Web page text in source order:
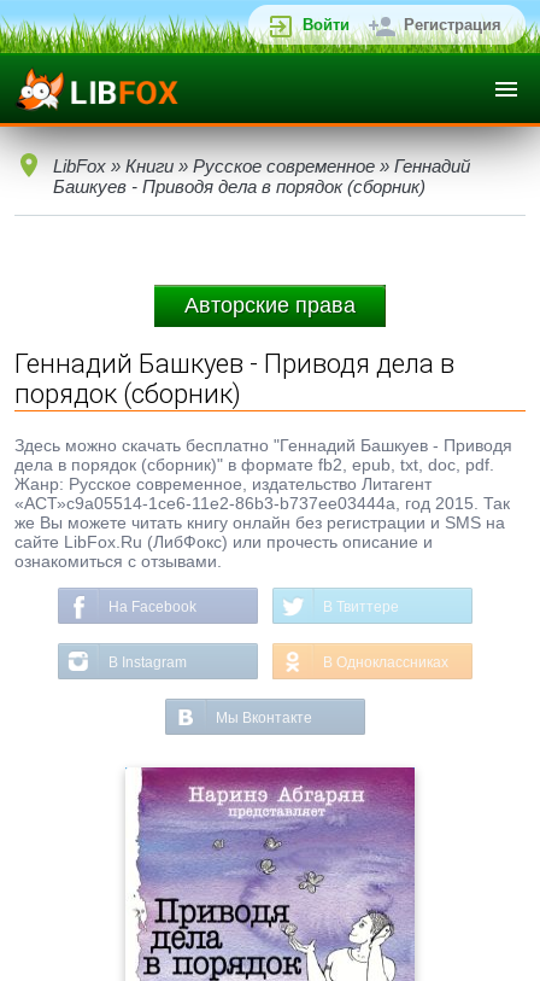
Войти Регистрация
LibFox » Книги » Русское современное » Геннадий
Башкуев - Приводя дела в порядок (сборник)
Авторские права
Геннадий Башкуев - Приводя дела в
порядок (сборник)
Здесь можно скачать бесплатно "Геннадий Башкуев - Приводя
дела в порядок (сборник)" в формате fb2, epub, txt, doc, pdf.
Жанр: Русское современное, издательство Литагент
«АСТ»c9a05514-1ce6-11e2-86b3-b737ee03444a, год 2015. Так
же Вы можете читать книгу онлайн без регистрации и SMS на
сайте LibFox.Ru (ЛибФокс) или прочесть описание и
ознакомиться с отзывами.
На Facebook В Твиттере
В Instagram В Одноклассниках
Мы Вконтакте